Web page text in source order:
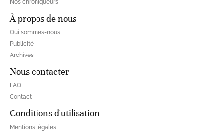
Nos chroniqueurs
À propos de nous
Qui sommes-nous
Publicité
Archives
Nous contacter
FAQ
Contact
Conditions d'utilisation
Mentions légales